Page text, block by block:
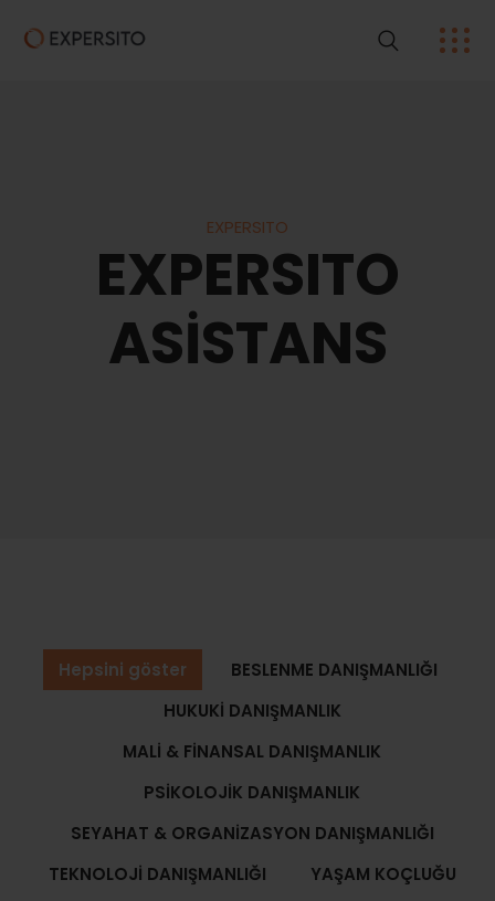
EXPERSITO
EXPERSITO
ASİSTANS
Hepsini göster
BESLENME DANIŞMANLIĞI
HUKUKİ DANIŞMANLIK
MALİ & FİNANSAL DANIŞMANLIK
PSİKOLOJİK DANIŞMANLIK
SEYAHAT & ORGANİZASYON DANIŞMANLIĞI
TEKNOLOJİ DANIŞMANLIĞI
YAŞAM KOÇLUĞU